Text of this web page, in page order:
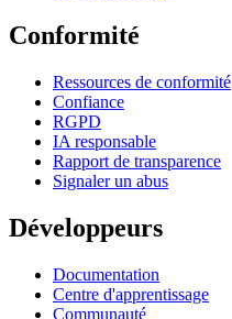
Conformité
Ressources de conformité
Confiance
RGPD
IA responsable
Rapport de transparence
Signaler un abus
Développeurs
Documentation
Centre d'apprentissage
Communauté